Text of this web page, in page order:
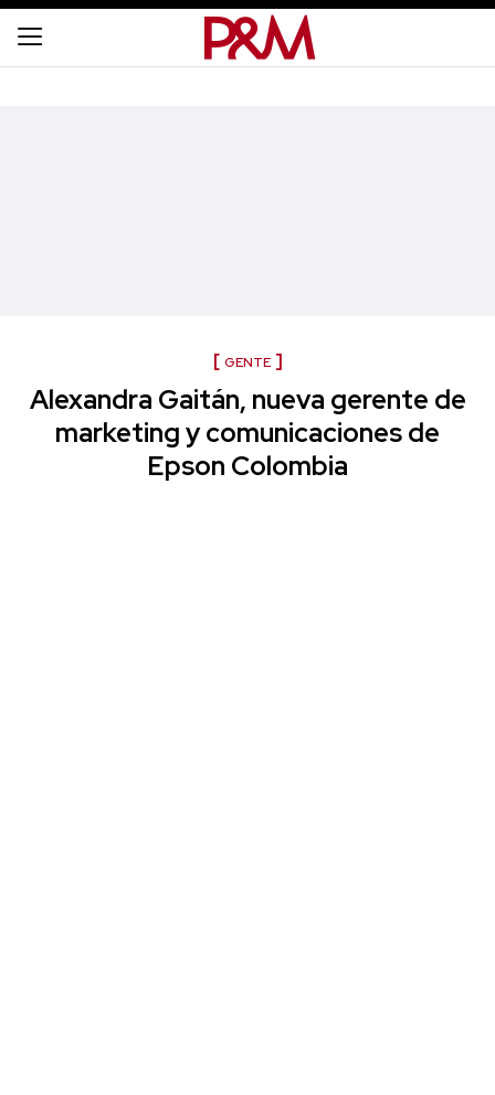
GENTE
Alexandra Gaitán, nueva gerente de
marketing y comunicaciones de
Epson Colombia